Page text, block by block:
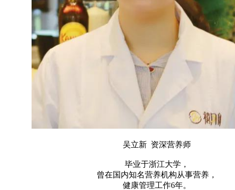
吴立新 资深营养师
毕业于浙江大学，
曾在国内知名营养机构从事营养，
健康管理工作6年。